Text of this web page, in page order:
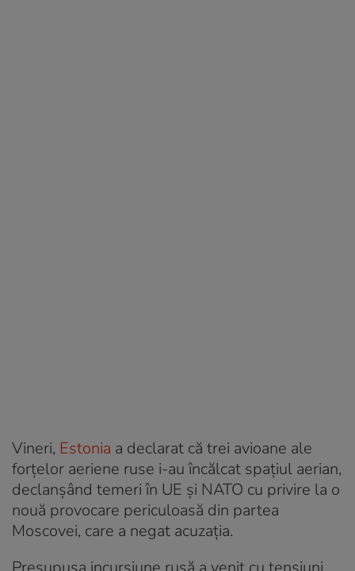
Vineri, Estonia a declarat că trei avioane ale
forțelor aeriene ruse i-au încălcat spațiul aerian,
declanșând temeri în UE și NATO cu privire la o
nouă provocare periculoasă din partea
Moscovei, care a negat acuzația.